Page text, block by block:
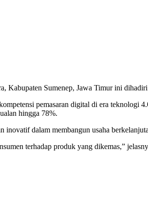
Kabupaten Sumenep, Jawa Timur ini
pemasaran digital di era teknologi
hingga 78%.
dalam membangun usaha
terhadap produk yang dikemas,”